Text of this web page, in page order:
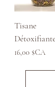
Tisane
Prix
16,00 $CA